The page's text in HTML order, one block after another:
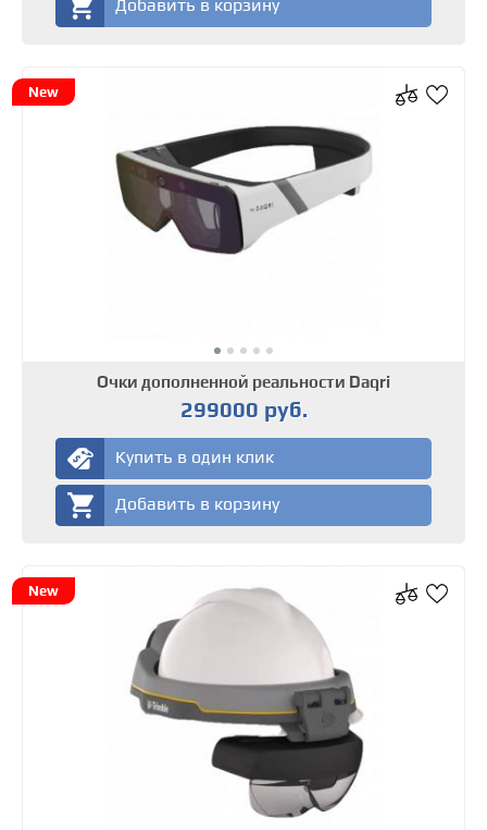
Добавить в корзину
New
Очки дополненной реальности Daqri
299000 руб.
Купить в один клик
Добавить в корзину
New